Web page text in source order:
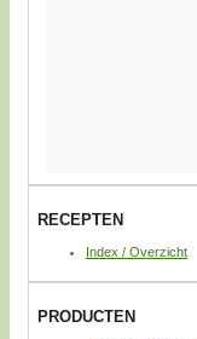
RECEPTEN
Index / Overzicht
PRODUCTEN